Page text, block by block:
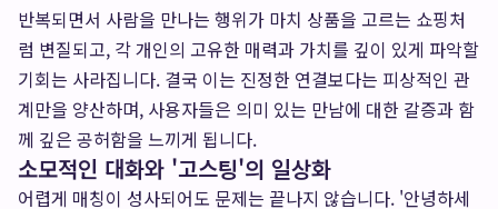
반복되면서 사람을 만나는 행위가 마치 상품을 고르는 쇼핑처
럼 변질되고, 각 개인의 고유한 매력과 가치를 깊이 있게 파악할
기회는 사라집니다. 결국 이는 진정한 연결보다는 피상적인 관
계만을 양산하며, 사용자들은 의미 있는 만남에 대한 갈증과 함
께 깊은 공허함을 느끼게 됩니다.
소모적인 대화와 '고스팅'의 일상화
어렵게 매칭이 성사되어도 문제는 끝나지 않습니다. '안녕하세